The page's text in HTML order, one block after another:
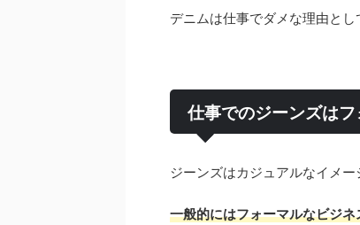
デニムは仕事でダメな理由とし
仕事でのジーンズは
ジーンズはカジュアルなイメー
一般的にはフォーマルなビジ